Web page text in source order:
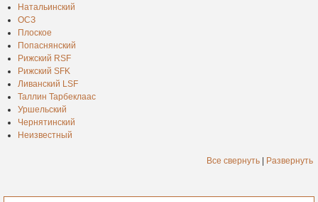
Натальинский
ОСЗ
Плоское
Попаснянский
Рижский RSF
Рижский SFK
Ливанский LSF
Таллин Тарбеклаас
Уршельский
Чернятинский
Неизвестный
Все свернуть Развернуть